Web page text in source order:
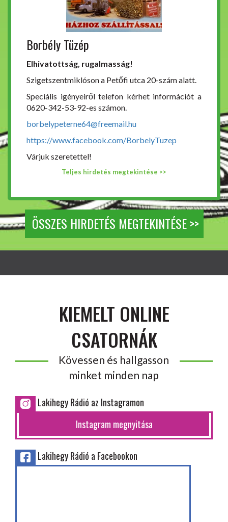
Borbély Tüzép
Elhivatottság, rugalmasság!
Szigetszentmiklóson a Petőfi utca 20-szám alatt.
Speciális igényeiről telefon kérhet információt a
0620-342-53-92-es számon.
borbelypeterne64@freemail.hu
https://www.facebook.com/BorbelyTuzep
Várjuk szeretettel!
Teljes hirdetés megtekintése >>
ÖSSZES HIRDETÉS MEGTEKINTÉSE >>
KIEMELT ONLINE
CSATORNÁK
Kövessen és hallgasson
minket minden nap
Lakihegy Rádió az Instagramon
Instagram megnyitása
Lakihegy Rádió a Facebookon